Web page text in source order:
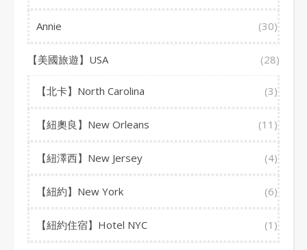
Annie (30)
【美國旅遊】USA (28)
【北卡】North Carolina (3)
【紐奧良】New Orleans (11)
【紐澤西】New Jersey (4)
【紐約】New York (6)
【紐約住宿】Hotel NYC (1)